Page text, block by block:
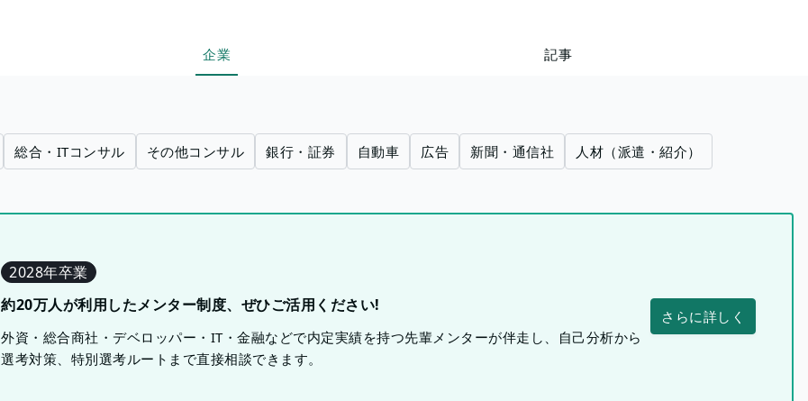
企業 記事
総合・ITコンサル その他コンサル 銀行・証券 自動車 広告 新聞・通信社 人材（派遣・紹介）
2028年卒業
約20万人が利用したメンター制度、ぜひご活用ください!
外資・総合商社・デベロッパー・IT・金融などで内定実績を持つ先輩メンターが伴走し、自己分析から
選考対策、特別選考ルートまで直接相談できます。
さらに詳しく